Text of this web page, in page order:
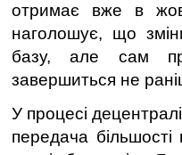
отримає вже в
наголошує, що
базу, але сам
завершиться не
У процесі
передача